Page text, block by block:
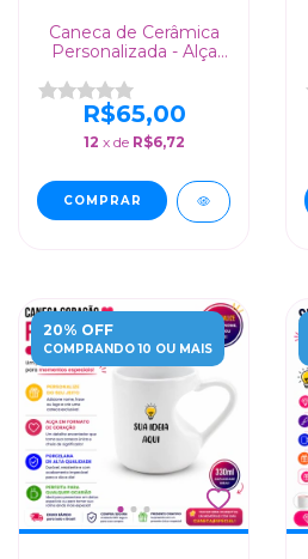
Caneca de Cerâmica
Personalizada - Alça
R$65,00
12 x de R$6,72
20% OFF
COMPRANDO 10 OU MAIS